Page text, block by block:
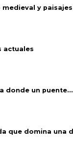
y paisajes
actuales
donde un puente...
que domina una